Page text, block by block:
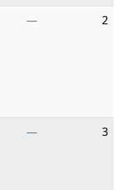
— 2
— 3